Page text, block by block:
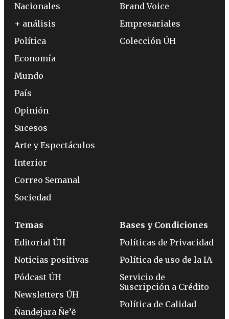
Nacionales
+ análisis
Política
Economía
Mundo
País
Opinión
Sucesos
Arte y Espectáculos
Interior
Correo Semanal
Sociedad
Brand Voice
Empresariales
Colección ÚH
Temas
Editorial ÚH
Noticias positivas
Pódcast ÚH
Newsletters ÚH
Ñandejara Ñe’ẽ
Bases y Condiciones
Políticas de Privacidad
Política de uso de la IA
Servicio de
Suscripción a Crédito
Política de Calidad